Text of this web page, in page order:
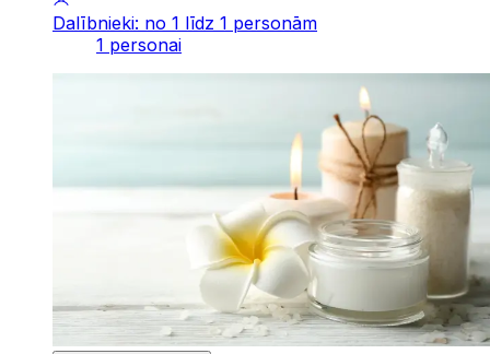
Dalībnieki: no 1 līdz 1 personām
1 personai